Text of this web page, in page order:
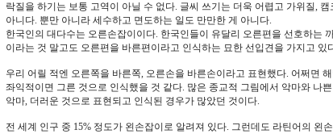
락질을 하기는 보통 고역이 아닐 수 없다. 글씨 쓰기는 더욱 어렵고 가위질,
아니다. 뿐만 아니라 세수하고 면도하는 일도 만만한 게 아니다.
한국인의 대다수는 오른손잡이이다. 한국인들이 유달리 오른편을 선호하는
이라는 것 말고도 오른편을 바른편이라고 인식하는 묘한 선입견을 가지고 있
우리 어릴 적엔 오른쪽을 바른쪽, 오른손을 바른손이라고 표현했다. 어쩌면
좌익적이면 그른 것으로 인식했을 것 같다. 많은 종교적 그림에서 악마와 나
악마, 더러운 것으로 표현되고 인식된 경우가 많았던 것이다.
전 세계 인구 중 15% 정도가 왼손잡이로 알려져 있다. 그런데도 라틴어의 왼